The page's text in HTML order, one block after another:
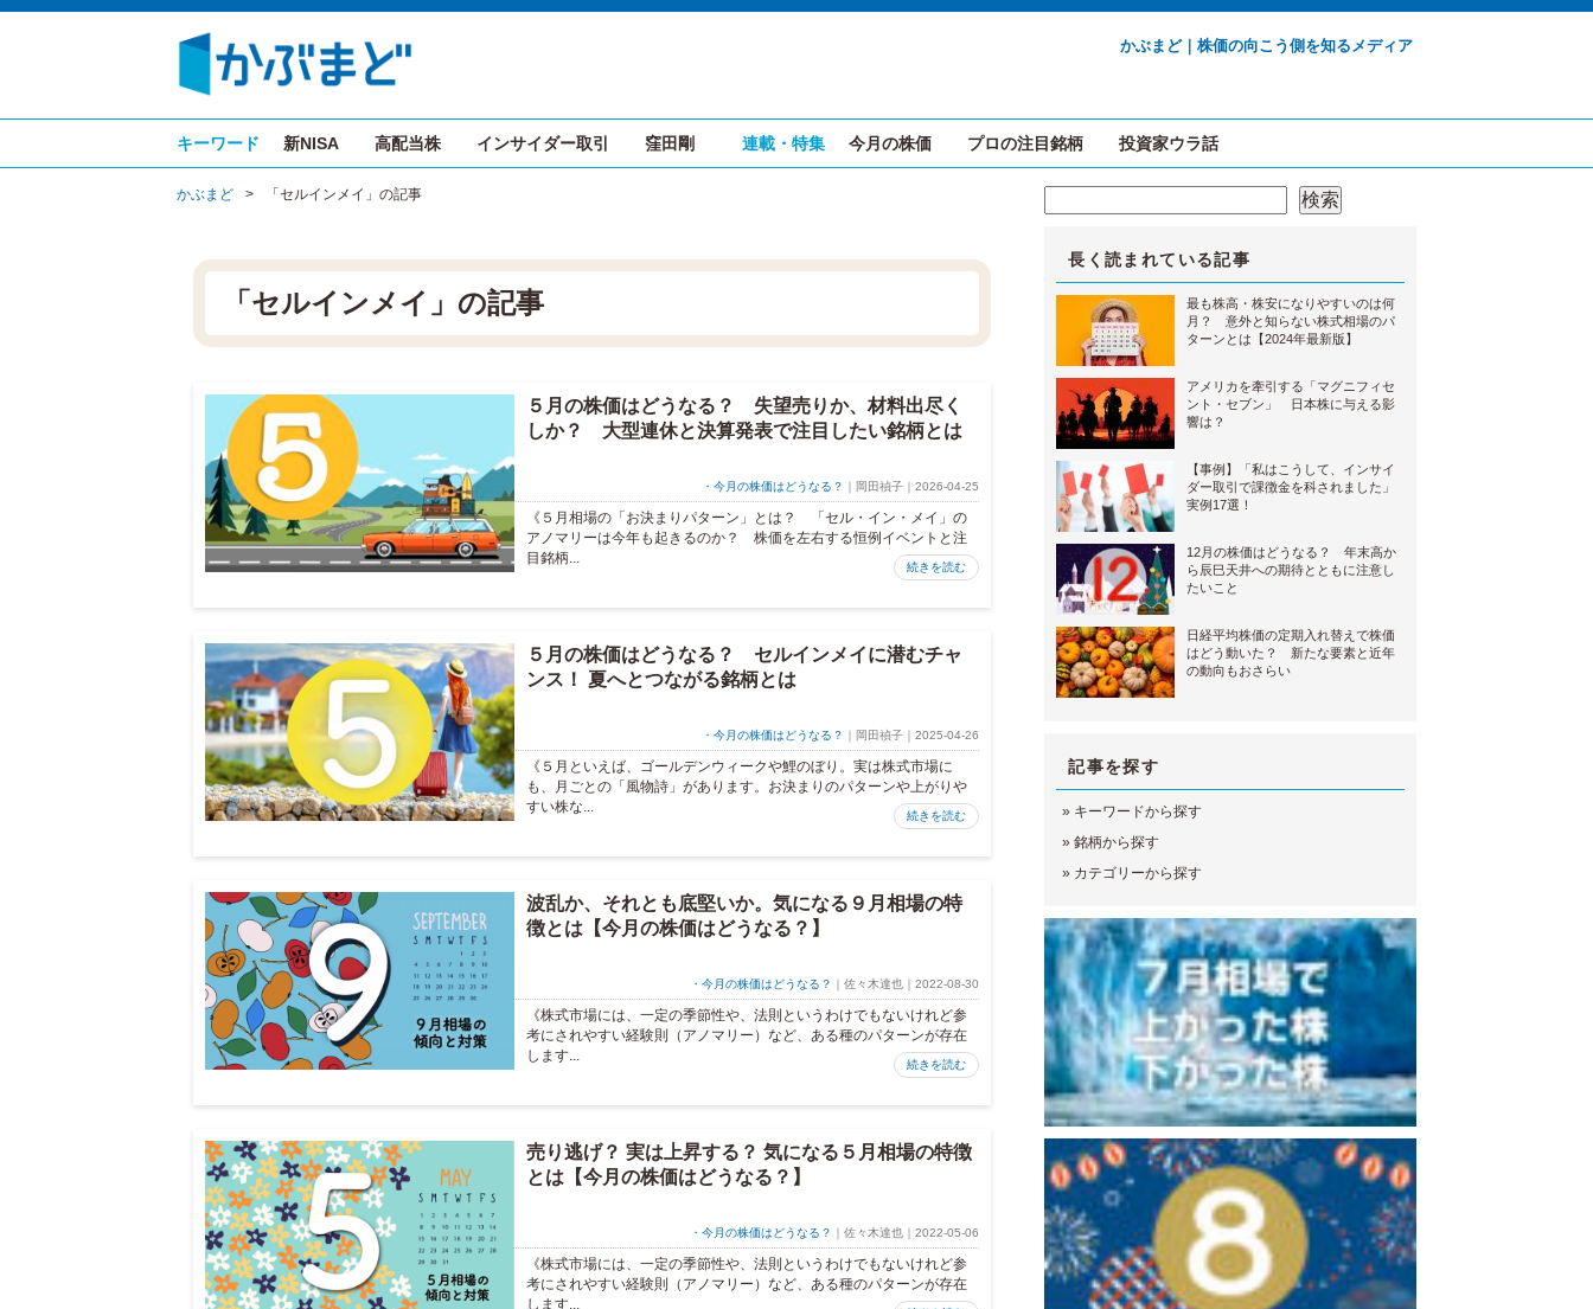
かぶまど｜株価の向こう側を知るメディア
キーワード 新NISA 高配当株 インサイダー取引 窪田剛 連載・特集 今月の株価 プロの注目銘柄 投資家ウラ話
かぶまど > 「セルインメイ」の記事
「セルインメイ」の記事
５月の株価はどうなる？ 失望売りか、材料出尽く
しか？ 大型連休と決算発表で注目したい銘柄とは
・今月の株価はどうなる？ ｜岡田禎子｜2026-04-25
《５月相場の「お決まりパターン」とは？ 「セル・イン・メイ」の
アノマリーは今年も起きるのか？ 株価を左右する恒例イベントと注
目銘柄...
続きを読む
５月の株価はどうなる？ セルインメイに潜むチャ
ンス！ 夏へとつながる銘柄とは
・今月の株価はどうなる？ ｜岡田禎子｜2025-04-26
《５月といえば、ゴールデンウィークや鯉のぼり。実は株式市場に
も、月ごとの「風物詩」があります。お決まりのパターンや上がりや
すい株な...
続きを読む
波乱か、それとも底堅いか。気になる９月相場の特
徴とは【今月の株価はどうなる？】
・今月の株価はどうなる？ ｜佐々木達也｜2022-08-30
《株式市場には、一定の季節性や、法則というわけでもないけれど参
考にされやすい経験則（アノマリー）など、ある種のパターンが存在
します...
続きを読む
売り逃げ？ 実は上昇する？ 気になる５月相場の特徴
とは【今月の株価はどうなる？】
・今月の株価はどうなる？ ｜佐々木達也｜2022-05-06
《株式市場には、一定の季節性や、法則というわけでもないけれど参
考にされやすい経験則（アノマリー）など、ある種のパターンが存在
します...
検索
長く読まれている記事
最も株高・株安になりやすいのは何
月？ 意外と知らない株式相場のパ
ターンとは【2024年最新版】
アメリカを牽引する「マグニフィセ
ント・セブン」 日本株に与える影
響は？
【事例】「私はこうして、インサイ
ダー取引で課徴金を科されました」
実例17選！
12月の株価はどうなる？ 年末高か
ら辰巳天井への期待とともに注意し
たいこと
日経平均株価の定期入れ替えで株価
はどう動いた？ 新たな要素と近年
の動向もおさらい
記事を探す
» キーワードから探す
»銘柄から探す
» カテゴリーから探す